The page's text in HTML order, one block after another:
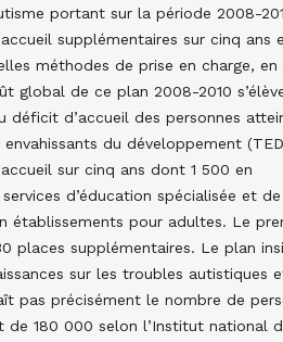
portant sur la période 2008-
supplémentaires sur cinq ans
méthodes de prise en charge, en
global de ce plan 2008-2010
déficit d’accueil des personnes
du développement
sur cinq ans dont 1 500 en
d’éducation spécialisée et
établissements pour adultes. Le
places supplémentaires. Le plan
sur les troubles autistiques
pas précisément le nombre de
180 000 selon l’Institut national